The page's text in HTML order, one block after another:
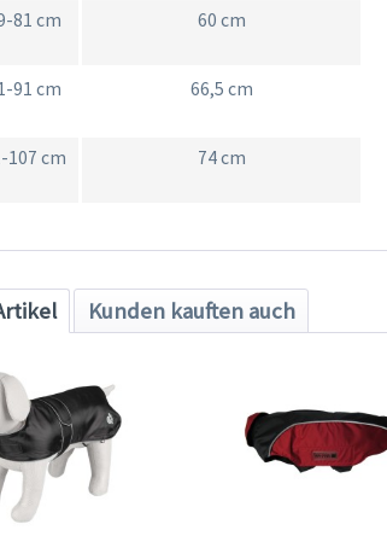
81 cm 60 cm
91 cm 66,5 cm
107 cm 74 cm
Kunden kauften auch